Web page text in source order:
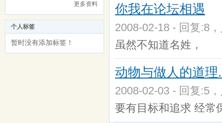
更多资料
个人标签
暂时没有添加标签！
你我在论坛相遇
2008-02-18 - 回复:8
虽然不知道名姓，
动物与做人的道理
2008-02-03 - 回复:5
要有目标和追求 经常